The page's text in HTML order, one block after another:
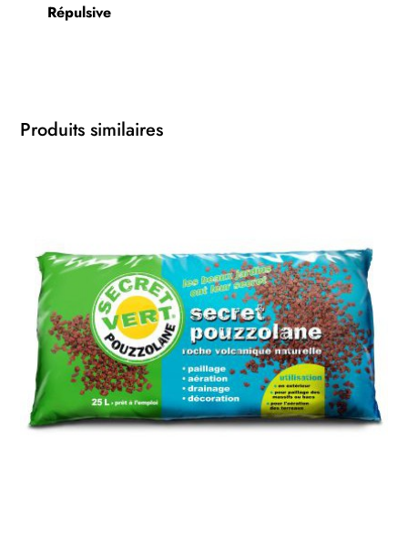
Répulsive
Produits similaires